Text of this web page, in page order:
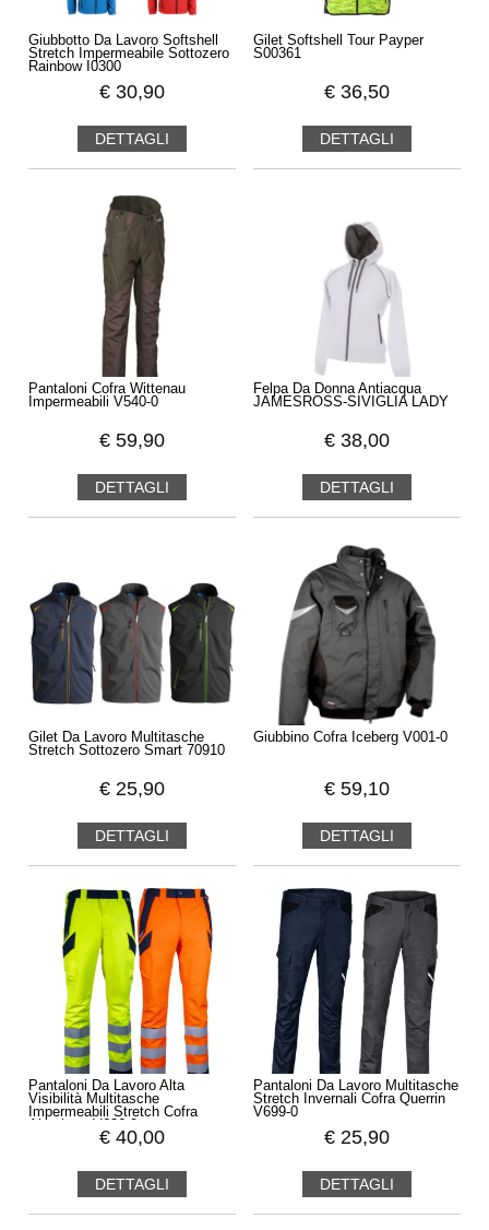
Giubbotto Da Lavoro Softshell
Stretch Impermeabile Sottozero
Rainbow I0300
€ 30,90
DETTAGLI
Gilet Softshell Tour Payper
S00361
€ 36,50
DETTAGLI
Pantaloni Cofra Wittenau
Impermeabili V540-0
€ 59,90
DETTAGLI
Felpa Da Donna Antiacqua
JAMESROSS-SIVIGLIA LADY
€ 38,00
DETTAGLI
Gilet Da Lavoro Multitasche
Stretch Sottozero Smart 70910
€ 25,90
DETTAGLI
Giubbino Cofra Iceberg V001-0
€ 59,10
DETTAGLI
Pantaloni Da Lavoro Alta
Visibilità Multitasche
Impermeabili Stretch Cofra
€ 40,00
DETTAGLI
Pantaloni Da Lavoro Multitasche
Stretch Invernali Cofra Querrin
V699-0
€ 25,90
DETTAGLI